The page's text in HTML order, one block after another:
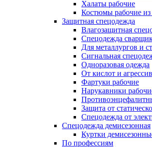
Халаты рабочие
Костюмы рабочие из
Защитная спецодежда
Влагозащитная
Спецодежда
Для металлургов и
Сигнальная
Одноразовая одежда
От кислот и
Фартуки рабочие
Нарукавники
Защита от
Спецодежда от
Спецодежда демисезонная
Куртки
По профессиям